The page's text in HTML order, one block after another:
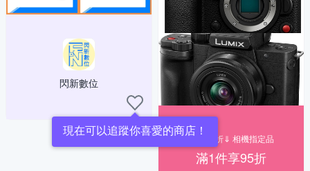
閃新數位
現在可以追蹤你喜愛的商店！
下殺95折⇓ 相機指定品
滿1件享95折